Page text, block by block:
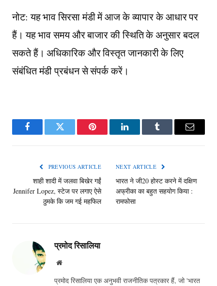
नोट: यह भाव सिरसा मंडी में आज के व्यापार के आधार पर
हैं। यह भाव समय और बाजार की स्थिति के अनुसार बदल
सकते हैं। अधिकारिक और विस्तृत जानकारी के लिए
संबंधित मंडी प्रबंधन से संपर्क करें।
FacebookTwitter Pinterest LinkedInTumblr Email
PREVIOUS ARTICLE
शाही शादी में जलवा बिखेर गईं
Jennifer Lopez, स्टेज पर लगाए ऐसे
ठुमके कि जम गई महफिल
NEXT ARTICLE
भारत ने जी20 होस्ट करने में दक्षिण
अफ्रीका का बहुत सहयोग किया :
रामफोसा
प्रमोद रिसालिया
Website
प्रमोद रिसालिया एक अनुभवी राजनीतिक पत्रकार हैं, जो 'भारत